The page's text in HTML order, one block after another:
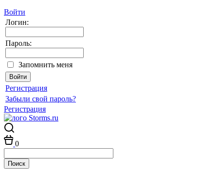
Войти
Логин:
Пароль:
Запомнить меня
Регистрация
Забыли свой пароль?
Регистрация
0